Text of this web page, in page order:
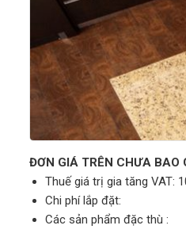
ĐƠN GIÁ TRÊN CHƯA BAO
Thuế giá trị gia tăng VAT:
Chi phí lắp đặt:
Các sản phẩm đặc thù :